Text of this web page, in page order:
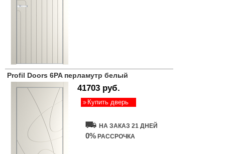
Profil Doors 6PA перламутр белый
41703 руб.
Купить дверь
НА ЗАКАЗ 21 ДНЕЙ
0% РАССРОЧКА